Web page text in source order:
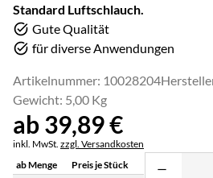
Standard Luftschlauch.
Gute Qualität
für diverse Anwendungen
Artikelnummer: 10028204
Gewicht: 5,00 Kg
ab:
ab39,89€
Steuerhinweis:
inkl. MwSt. zzgl. Versandkosten
ab Menge
Preis je Stück